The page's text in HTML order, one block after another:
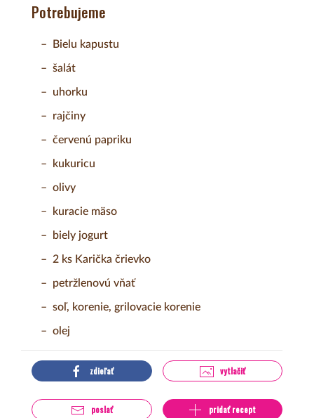
Potrebujeme
Bielu kapustu
šalát
uhorku
rajčiny
červenú papriku
kukuricu
olivy
kuracie mäso
biely jogurt
2 ks Karička črievko
petržlenovú vňať
soľ, korenie, grilovacie korenie
olej
zdieľať vytlačiť
poslať pridať recept